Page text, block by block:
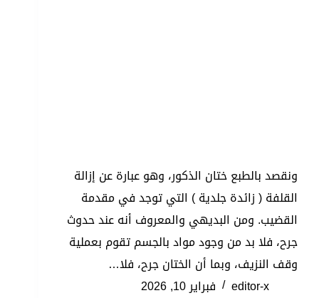
ونقصد بالطبع ختان الذكور، وهو عبارة عن إزالة
القلفة ( زائدة جلدية ) التي توجد في مقدمة
القضيب. ومن البديهي والمعروف أنه عند حدوث
جرح، فلا بد من وجود مواد بالجسم تقوم بعملية
وقف النزيف، وبما أن الختان جرح، فلا…
editor-x
فبراير 10, 2026